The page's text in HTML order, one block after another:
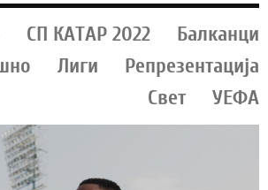
СП КАТАР 2022
Балканци
Лиги
Репрезентација
Свет
УЕФА